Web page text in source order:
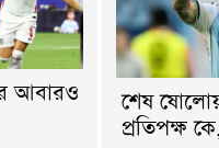
আবারও
শেষ
প্রতিপক্ষ